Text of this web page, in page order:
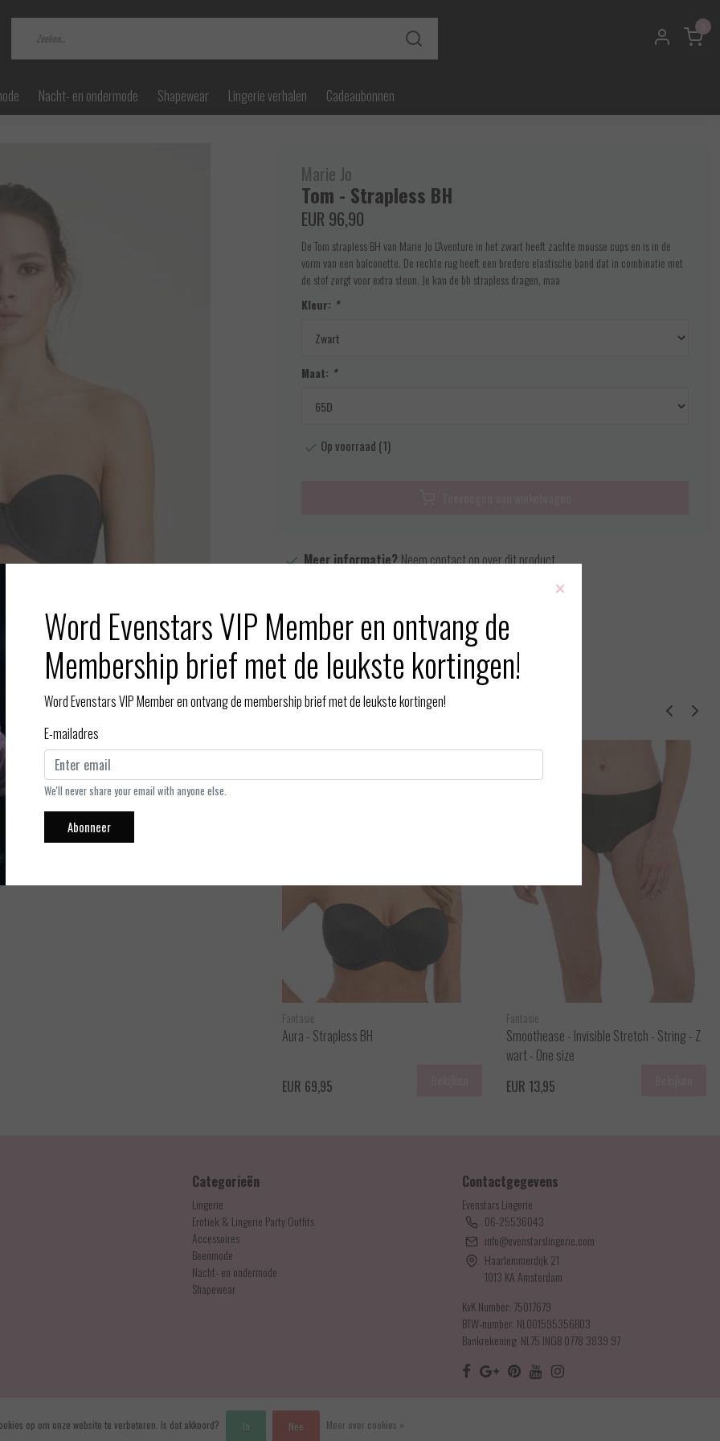
Nacht- en ondermode Shapewear Lingerie verhalen Cadeaubonnen
Afbeelding vergroten
Marie Jo
Tom - Strapless BH
EUR 96,90
De Tom strapless BH van Marie Jo L'Aventure in het zwart heeft zachte mousse cups en is in de
vorm van een balconette. De rechte rug heeft een bredere elastische band dat in combinatie met
de stof zorgt voor extra steun. Je kan de bh strapless dragen, maa
Kleur: *
Maat: *
Op voorraad (1)
Meer informatie?Neem contact op over dit product
de vorm van een balconette. De rechte rug heeft een bredere
dragen, maar ook met de welbekende Tom schouderbandjes
Gerelateerde producten
Fantasie
Aura - Strapless BH
EUR 69,95
Fantasie
Smoothease - Invisible Stretch - String - Z
wart - One size
EUR 13,95
Categorieën
Lingerie
Erotiek & Lingerie Party Outfits
Accessoires
Beenmode
Nacht- en ondermode
Shapewear
Contactgegevens
Evenstars Lingerie
06-25536043
info@evenstarslingerie.com
Haarlemmerdijk 21
1013 KA Amsterdam
KvK Number: 75017679
BTW-number: NL001595356B03
Bankrekening: NL75 INGB 0778 3839 97
×
Word Evenstars VIP Member en ontvang de
Membership brief met de leukste kortingen!
Word Evenstars VIP Member en ontvang de membership brief met de leukste kortingen!
E-mailadres
We'll never share your email with anyone else.
Abonneer
op om onze website te verbeteren. Is dat akkoord? Ja Nee Meer over cookies »